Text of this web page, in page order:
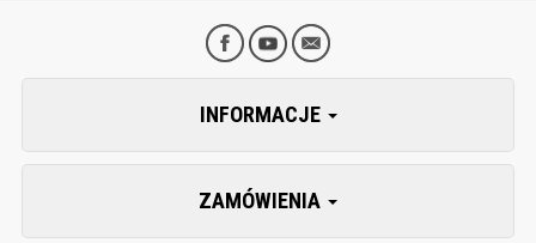
INFORMACJE
ZAMÓWIENIA